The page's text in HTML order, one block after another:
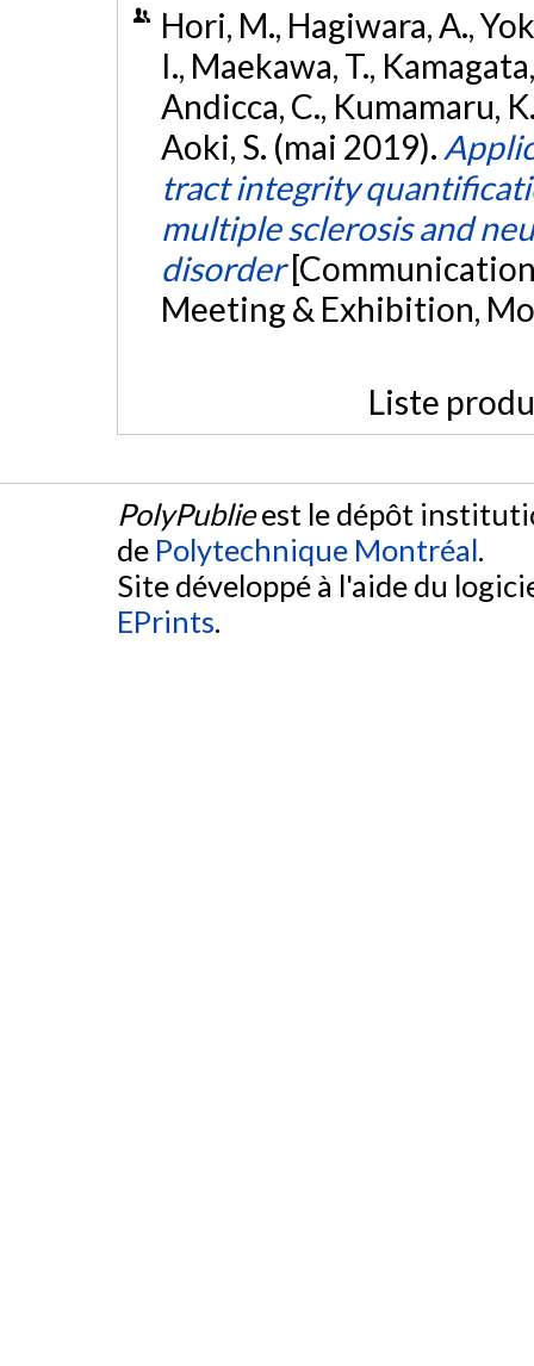
Hori, M., Hagiwara, A.,
I., Maekawa, T.,
Andicca, C., Kumamaru,
Aoki, S. (mai 2019).
tract integrity
multiple sclerosis and
disorder
Meeting & Exhibition,
Liste
PolyPublieest le dépôt
de Polytechnique Montréal.
Site développé à l'aide du
EPrints.